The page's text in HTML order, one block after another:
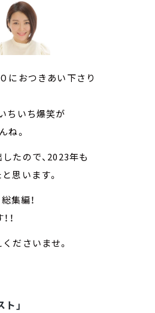
におつきあい下さり
ちいち爆笑が
ね。
たので、2023年も
思います。
集編！
！
ださいませ。
」